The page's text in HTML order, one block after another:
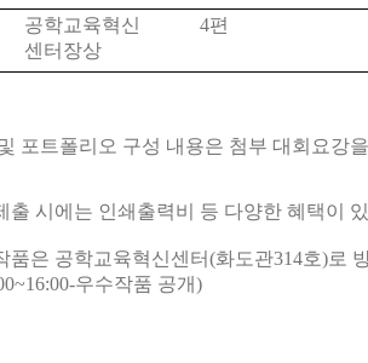
공학교육혁신
센터장상
4편
포트폴리오 구성 내용은 첨부 대회요강
출 시에는 인쇄출력비 등 다양한 혜택이
품은 공학교육혁신센터(화도관314호)로
우수작품 공개)